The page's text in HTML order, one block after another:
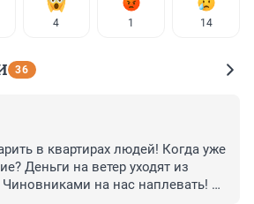
4 1 14
36
в квартирах людей! Когда уже
Деньги на ветер уходят из
на нас наплевать! 😡